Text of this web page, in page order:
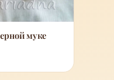
муке